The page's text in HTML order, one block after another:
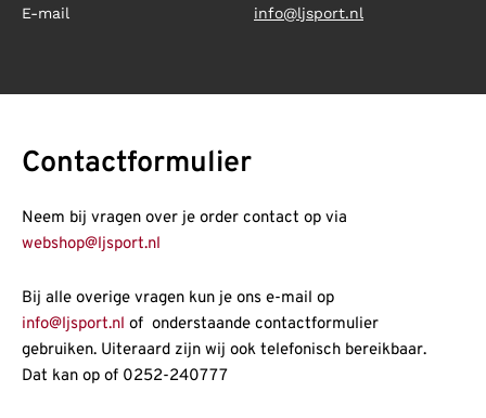
E-mail
info@ljsport.nl
Contactformulier
Neem bij vragen over je order contact op via
webshop@ljsport.nl
Bij alle overige vragen kun je ons e-mail op
info@ljsport.nl of onderstaande contactformulier
gebruiken. Uiteraard zijn wij ook telefonisch bereikbaar.
Dat kan op of 0252-240777